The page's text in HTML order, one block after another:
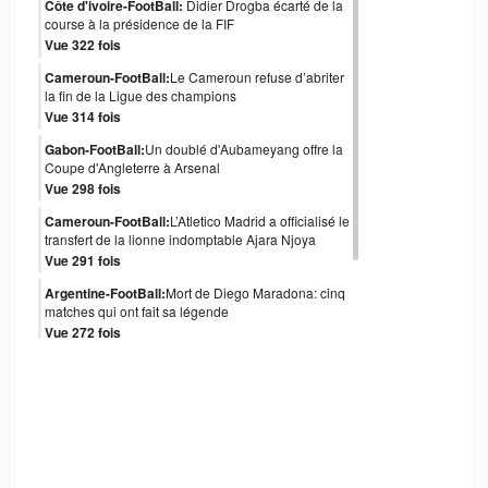
Côte d'ivoire-FootBall: Didier Drogba écarté de la
course à la présidence de la FIF
Vue 322 fois
Cameroun-FootBall:Le Cameroun refuse d’abriter
la fin de la Ligue des champions
Vue 314 fois
Gabon-FootBall:Un doublé d'Aubameyang offre la
Coupe d'Angleterre à Arsenal
Vue 298 fois
Cameroun-FootBall:L’Atletico Madrid a officialisé le
transfert de la lionne indomptable Ajara Njoya
Vue 291 fois
Argentine-FootBall:Mort de Diego Maradona: cinq
matches qui ont fait sa légende
Vue 272 fois